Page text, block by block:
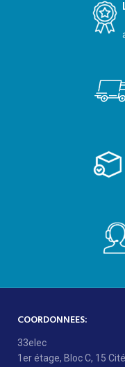
COORDONNEES:
33elec
1er étage, Bloc C, 15 Cité